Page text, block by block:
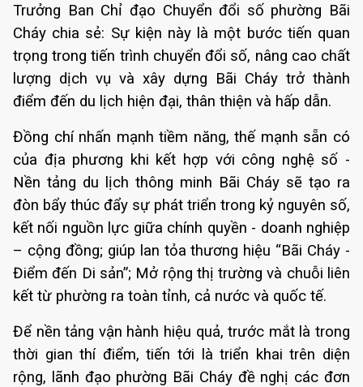
Trưởng Ban Chỉ đạo Chuyển đổi số phường Bãi
Cháy chia sẻ: Sự kiện này là một bước tiến quan
trọng trong tiến trình chuyển đổi số, nâng cao chất
lượng dịch vụ và xây dựng Bãi Cháy trở thành
điểm đến du lịch hiện đại, thân thiện và hấp dẫn.
Đồng chí nhấn mạnh tiềm năng, thế mạnh sẵn có
của địa phương khi kết hợp với công nghệ số -
Nền tảng du lịch thông minh Bãi Cháy sẽ tạo ra
đòn bẩy thúc đẩy sự phát triển trong kỷ nguyên số,
kết nối nguồn lực giữa chính quyền - doanh nghiệp
– cộng đồng; giúp lan tỏa thương hiệu “Bãi Cháy -
Điểm đến Di sản”; Mở rộng thị trường và chuỗi liên
kết từ phường ra toàn tỉnh, cả nước và quốc tế.
Để nền tảng vận hành hiệu quả, trước mắt là trong
thời gian thí điểm, tiến tới là triển khai trên diện
rộng, lãnh đạo phường Bãi Cháy đề nghị các đơn